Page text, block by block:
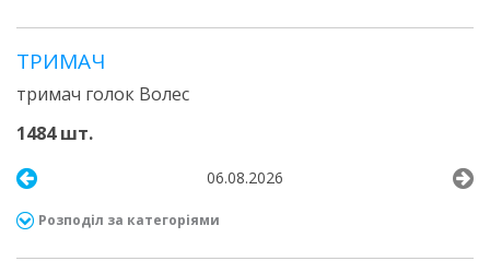
ТРИМАЧ
тримач голок Волес
1484 шт.
06.08.2026
Розподіл за категоріями